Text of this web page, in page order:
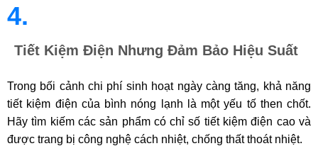
4.
Tiết Kiệm Điện Nhưng Đảm Bảo Hiệu Suất
Trong bối cảnh chi phí sinh hoạt ngày càng tăng, khả năng
tiết kiệm điện của bình nóng lạnh là một yếu tố then chốt.
Hãy tìm kiếm các sản phẩm có chỉ số tiết kiệm điện cao và
được trang bị công nghệ cách nhiệt, chống thất thoát nhiệt.